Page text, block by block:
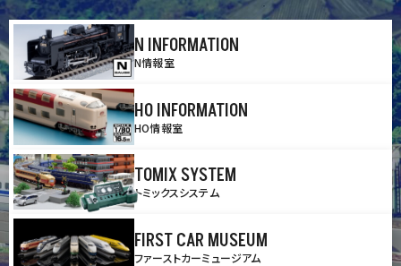
N INFORMATION
N情報室
HO INFORMATION
HO情報室
TOMIX SYSTEM
トミックスシステム
FIRST CAR MUSEUM
ファーストカーミュージアム